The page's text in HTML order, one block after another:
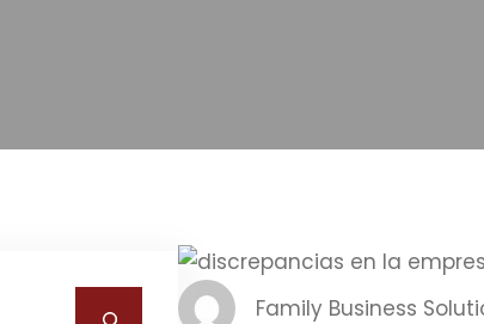
Family Business